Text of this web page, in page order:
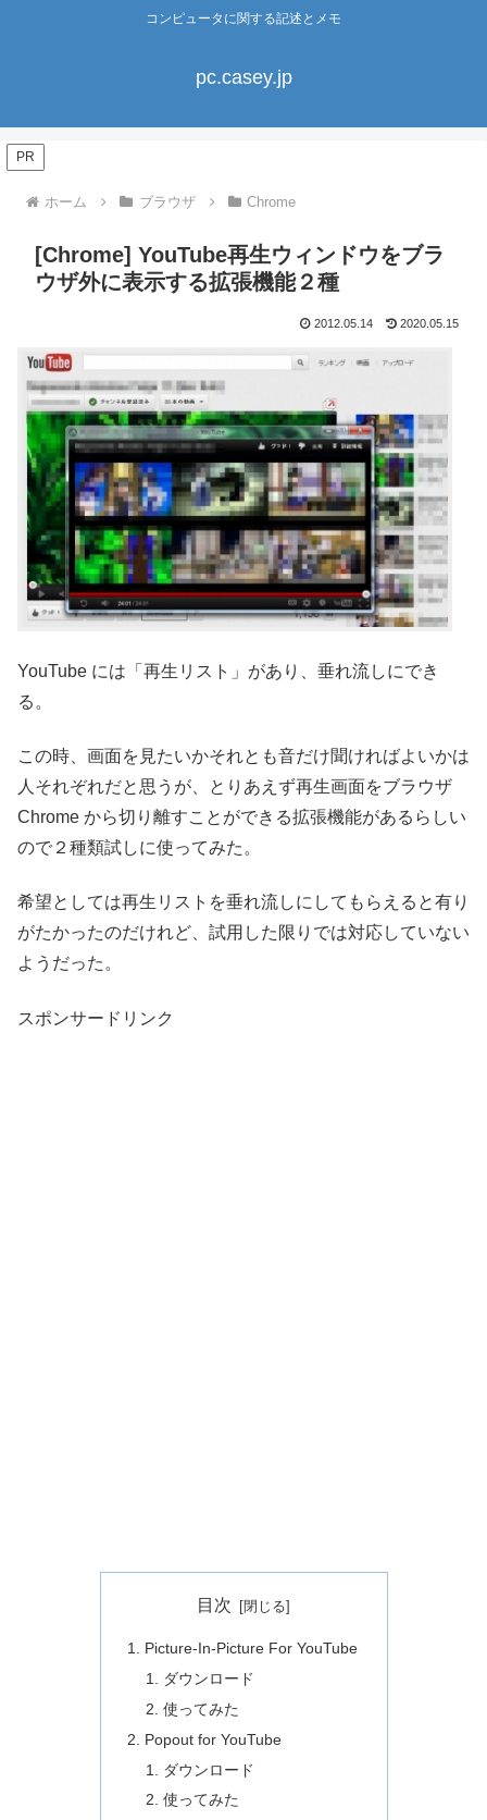
コンピュータに関する記述とメモ
pc.casey.jp
PR
ホーム ブラウザ Chrome
[Chrome] YouTube再生ウィンドウをブラ
ウザ外に表示する拡張機能２種
2012.05.14 2020.05.15
YouTube には「再生リスト」があり、垂れ流しにでき
る。
この時、画面を見たいかそれとも音だけ聞ければよいかは
人それぞれだと思うが、とりあえず再生画面をブラウザ
Chrome から切り離すことができる拡張機能があるらしい
ので２種類試しに使ってみた。
希望としては再生リストを垂れ流しにしてもらえると有り
がたかったのだけれど、試用した限りでは対応していない
ようだった。
スポンサードリンク
目次
Picture-In-Picture For YouTube
ダウンロード
使ってみた
Popout for YouTube
ダウンロード
使ってみた